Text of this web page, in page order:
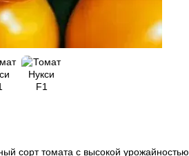
сорт томата с высокой урожайностью.